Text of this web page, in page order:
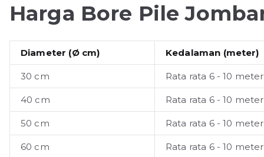
Harga Bore Pile
Diameter (Ø cm) Kedalaman (meter)
30 cm Rata rata 6 - 10 meter
40 cm Rata rata 6 - 10 meter
50 cm Rata rata 6 - 10 meter
60 cm Rata rata 6 - 10 meter